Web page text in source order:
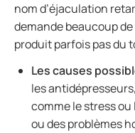
nom d’éjaculation
demande beaucoup
produit parfois pas du
Les causes
les
comme le stress
ou des problèmes